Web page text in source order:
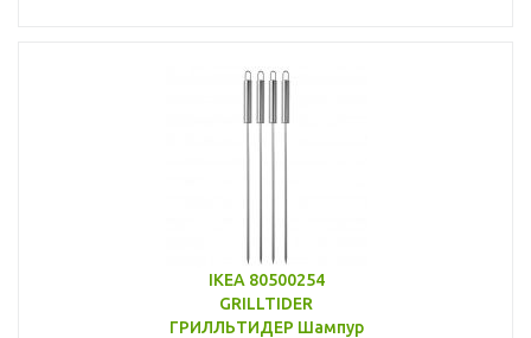
IKEA 80500254
GRILLTIDER
ГРИЛЛЬТИДЕР Шампур